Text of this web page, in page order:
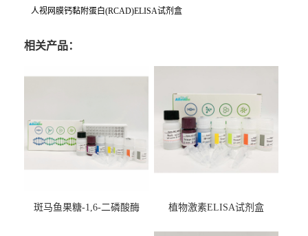
人视网膜钙黏附蛋白(RCAD)ELISA试剂盒
相关产品：
斑马鱼果糖-1,6-二磷酸酶
植物激素ELISA试剂盒